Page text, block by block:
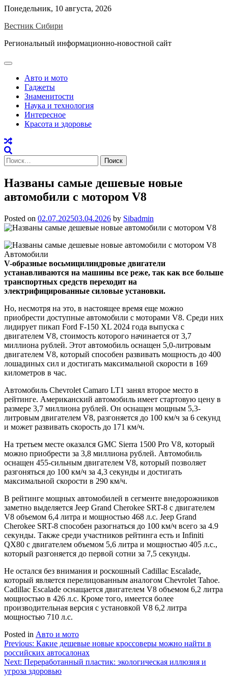
Skip
content
Понедельник, 10 августа, 2026
Вестник Сибири
Региональный информационно-новостной сайт
Авто и мото
Гаджеты
Знаменитости
Наука и технология
Интересное
Красота и здоровье
Найти:
Названы самые дешевые новые
автомобили с мотором V8
Posted on 02.07.202503.04.2026 by Sibadmin
V-образные восьмицилиндровые двигатели
устанавливаются на машины все реже, так как все больше
транспортных средств переходит на
электрифицированные силовые установки.
Но, несмотря на это, в настоящее время еще можно
приобрести доступные автомобили с моторами V8. Среди них
лидирует пикап Ford F-150 XL 2024 года выпуска с
двигателем V8, стоимость которого начинается от 3,7
миллиона рублей. Этот автомобиль оснащен 5,0-литровым
двигателем V8, который способен развивать мощность до 400
лошадиных сил и достигать максимальной скорости в 169
километров в час.
Автомобиль Chevrolet Camaro LT1 занял второе место в
рейтинге. Американский автомобиль имеет стартовую цену в
размере 3,7 миллиона рублей. Он оснащен мощным 5,3-
литровым двигателем V8, разгоняется до 100 км/ч за 6 секунд
и может развивать скорость до 171 км/ч.
На третьем месте оказался GMC Sierra 1500 Pro V8, который
можно приобрести за 3,8 миллиона рублей. Автомобиль
оснащен 455-сильным двигателем V8, который позволяет
разгоняться до 100 км/ч за 4,3 секунды и достигать
максимальной скорости в 290 км/ч.
В рейтинге мощных автомобилей в сегменте внедорожников
заметно выделяется Jeep Grand Cherokee SRT-8 с двигателем
V8 объемом 6,4 литра и мощностью 468 л.с. Jeep Grand
Cherokee SRT-8 способен разогнаться до 100 км/ч всего за 4.9
секунды. Также среди участников рейтинга есть и Infiniti
QX80 с двигателем объемом 5,6 литра и мощностью 405 л.с.,
который разгоняется до первой сотни за 7,5 секунды.
Не остался без внимания и роскошный Cadillac Escalade,
который является перелицованным аналогом Chevrolet Tahoe.
Cadillac Escalade оснащается двигателем V8 объемом 6,2 литра
мощностью в 426 л.с. Кроме того, имеется более
производительная версия с установкой V8 6,2 литра
мощностью 710 л.с.
Posted in Авто и мото
Навигация
по
записям
Previous: Какие дешевые новые кроссоверы можно найти в
российских автосалонах
Next: Переработанный пластик: экологическая иллюзия и
угроза здоровью